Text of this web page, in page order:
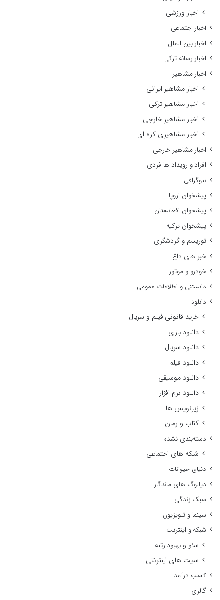
اخبار ورزشی
اخبار اجتماعی
اخبار بین الملل
اخبار رسانه ترکی
اخبار مشاهیر
اخبار مشاهیر ایرانی
اخبار مشاهیر ترکی
اخبار مشاهیر خارجی
اخبار مشاهیری کره ای
اخبار مشاهیر خارجی
افراد و رویداد ها فردی
بیوگرافی
پیشخوان اروپا
پیشخوان افغانستان
پیشخوان ترکیه
توریسم و گردشگری
خبر های داغ
خودرو و موتور
دانستنی و اطلاعات عمومی
دانلود
خرید قانونی فیلم و سریال
دانلود بازی
دانلود سریال
دانلود فیلم
دانلود موسیقی
دانلود نرم افزار
زیرنویس ها
کتاب و رمان
دسته‌بندی نشده
شبکه های اجتماعی
دنیای حیوانات
دیالوگ های ماندگار
سبک زندگی
سینما و تلویزیون
شبکه و اینترنت
سئو و بهبود رتبه
سایت های اینترنتی
کسب درآمد
گالری